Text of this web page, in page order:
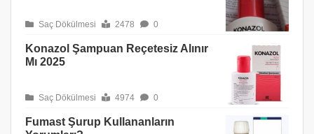
Saç Dökülmesi 2478 0
Konazol Şampuan Reçetesiz Alınır
Mı 2025
Saç Dökülmesi 4974 0
Fumast Şurup Kullananların